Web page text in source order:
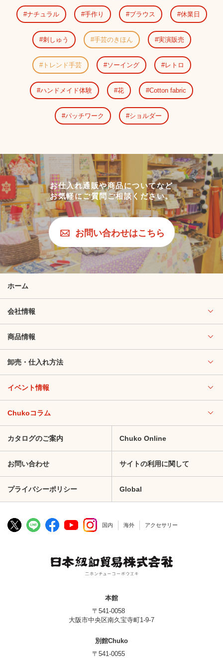
ナチュラル 手作り ブラウス 休業日
刺しゅう 手芸のきほん 実演販売
トレンド手芸 ソーイング レトロ
ハンドメイド体験 花 Cotton fabric
パッチワーク ショルダー
お仕入れ通販や商品についてなど
お気軽にご質問ご相談ください。
お問い合わせはこちら
ホーム
会社情報
商品情報
卸売・仕入れ方法
イベント情報
Chukoコラム
カタログのご案内 Chuko Online
お問い合わせ サイトの利用に関して
プライバシーポリシー Global
国内 海外 アクセサリー
本館
〒541-0058
大阪市中央区南久宝寺町1-9-7
別館Chuko
〒541-0055